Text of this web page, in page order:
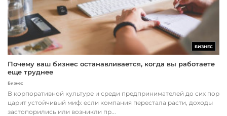
БИЗНЕС
Почему ваш бизнес останавливается, когда вы работаете
еще труднее
Бизнес
В корпоративной культуре и среди предпринимателей до сих пор
царит устойчивый миф: если компания перестала расти, доходы
застопорились или возникли пр...